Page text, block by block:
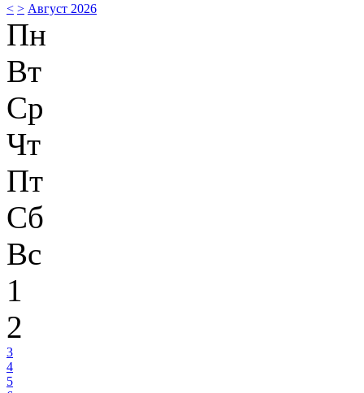
< > Август 2026
Пн
Вт
Ср
Чт
Пт
Сб
Вс
1
2
3
4
5